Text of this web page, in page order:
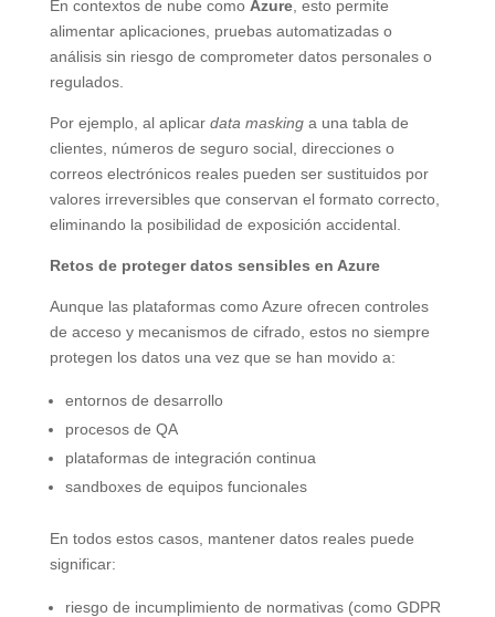
En contextos de nube como Azure, esto permite
alimentar aplicaciones, pruebas automatizadas o
análisis sin riesgo de comprometer datos personales o
regulados.
Por ejemplo, al aplicar data maskinga una tabla de
clientes, números de seguro social, direcciones o
correos electrónicos reales pueden ser sustituidos por
valores irreversibles que conservan el formato correcto,
eliminando la posibilidad de exposición accidental.
Retos de proteger datos sensibles en Azure
Aunque las plataformas como Azure ofrecen controles
de acceso y mecanismos de cifrado, estos no siempre
protegen los datos una vez que se han movido a:
entornos de desarrollo
procesos de QA
plataformas de integración continua
sandboxes de equipos funcionales
En todos estos casos, mantener datos reales puede
significar:
riesgo de incumplimiento de normativas (como GDPR